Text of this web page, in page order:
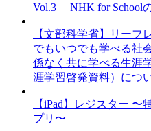
Vol.3 NHK for School
【文部科学省】リー
でもいつでも学べる社
係なく共に学べる生涯
涯学習啓発資料）につ
【iPad】レジスター
プリ〜